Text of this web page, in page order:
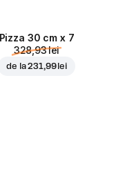
Pizza 30 cm x 7
328,93 lei
de la231,99 lei